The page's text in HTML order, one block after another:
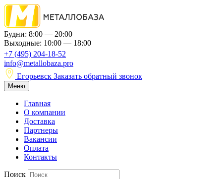
Будни: 8:00 — 20:00
Выходные: 10:00 — 18:00
+7 (495) 204-18-52
info@metallobaza.pro
Егорьевск Заказать обратный звонок
Меню
Главная
О компании
Доставка
Партнеры
Вакансии
Оплата
Контакты
Поиск